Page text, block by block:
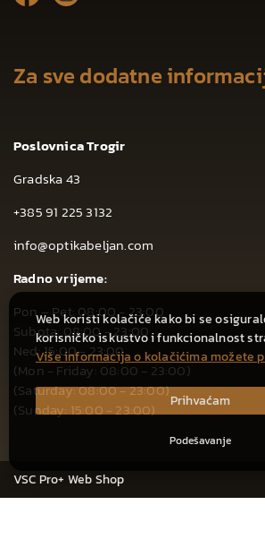
Za sve dodatne
Poslovnica Trogir
Gradska 43
+385 91 225 3132
info@optikabeljan.com
Radno vrijeme:
Pon – Pet: 08:00 - 23:00
Subota: 08:00 - 23:00
Ned: 15:00 - 23:00
(Mon - Friday: 08:00 - 23:00)
(Saturday: 08:00 - 23:00)
(Sunday: 15:00 - 23:00)
VSC Pro+ Web Shop
Web koristi kolačiće kako bi se
korisničko iskustvo i funkcionalnost
Više informacija o kolačićima možete
Prihvaćam
Podešavanje